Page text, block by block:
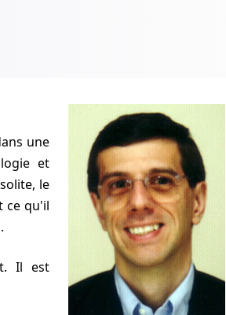
une
et
le
ce qu'il